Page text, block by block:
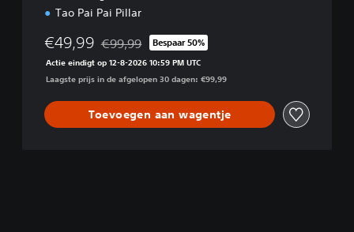
Tao Pai Pai Pillar
€49,99 Korting ten opzichte van de oorspronkelijke prijs
€99,99 Bespaar 50%
Actie eindigt op 12-8-2026 10:59 PM UTC
Laagste prijs in de afgelopen 30 dagen: €99,99
Toevoegen aan wagentje